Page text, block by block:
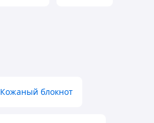
Кожаный блокнот